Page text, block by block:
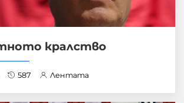
кралство
587 Лентата